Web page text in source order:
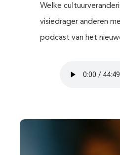
Welke
visiedrager anderen
podcast van het